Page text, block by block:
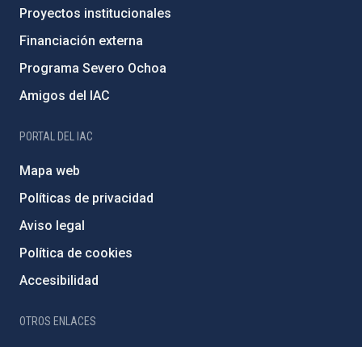
Proyectos institucionales
Financiación externa
Programa Severo Ochoa
Amigos del IAC
PORTAL DEL IAC
Mapa web
Políticas de privacidad
Aviso legal
Política de cookies
Accesibilidad
OTROS ENLACES